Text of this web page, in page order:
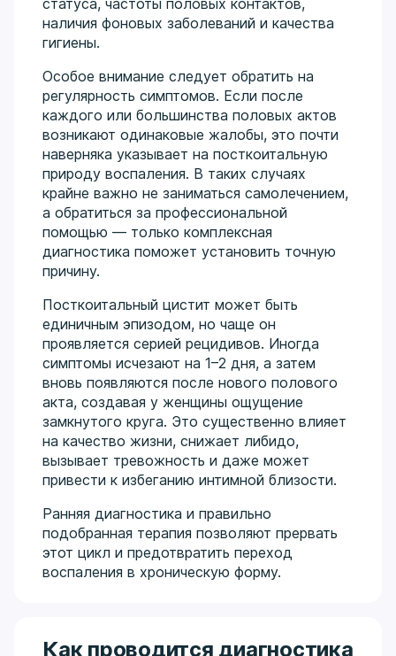
статуса, частоты половых контактов,
наличия фоновых заболеваний и качества
гигиены.
Особое внимание следует обратить на
регулярность симптомов. Если после
каждого или большинства половых актов
возникают одинаковые жалобы, это почти
наверняка указывает на посткоитальную
природу воспаления. В таких случаях
крайне важно не заниматься самолечением,
а обратиться за профессиональной
помощью — только комплексная
диагностика поможет установить точную
причину.
Посткоитальный цистит может быть
единичным эпизодом, но чаще он
проявляется серией рецидивов. Иногда
симптомы исчезают на 1–2 дня, а затем
вновь появляются после нового полового
акта, создавая у женщины ощущение
замкнутого круга. Это существенно влияет
на качество жизни, снижает либидо,
вызывает тревожность и даже может
привести к избеганию интимной близости.
Ранняя диагностика и правильно
подобранная терапия позволяют прервать
этот цикл и предотвратить переход
воспаления в хроническую форму.
Как проводится диагностика